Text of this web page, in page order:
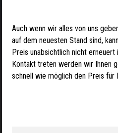
Auch wenn wir alles von uns
auf dem neuesten Stand sind,
Preis unabsichtlich nicht erneuert
Kontakt treten werden wir Ihnen
schnell wie möglich den Preis für